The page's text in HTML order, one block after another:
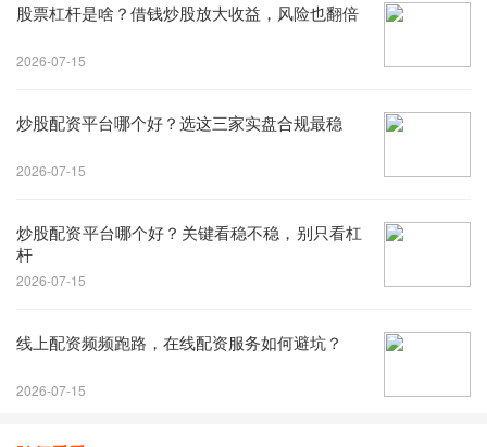
股票杠杆是啥？借钱炒股放大收益，风险也翻倍
2026-07-15
炒股配资平台哪个好？选这三家实盘合规最稳
2026-07-15
炒股配资平台哪个好？关键看稳不稳，别只看杠
杆
2026-07-15
线上配资频频跑路，在线配资服务如何避坑？
2026-07-15